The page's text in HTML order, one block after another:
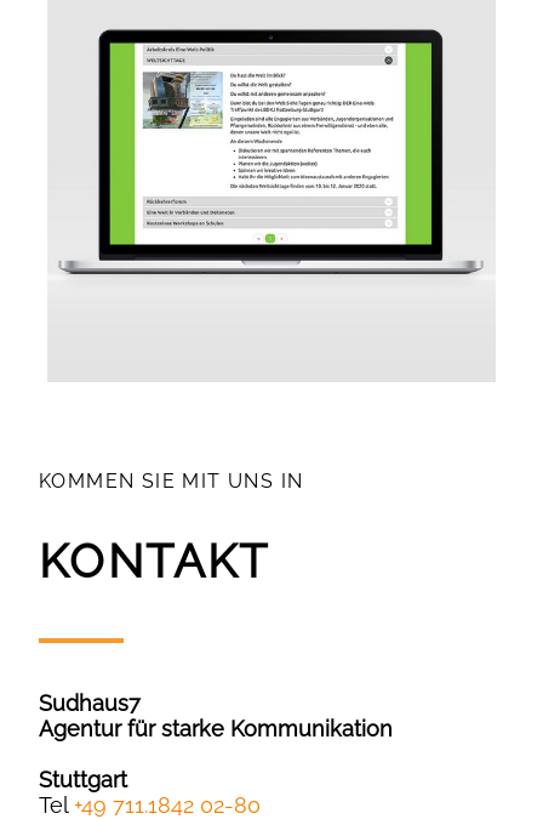
KOMMEN SIE MIT UNS IN
KONTAKT
Sudhaus7
Agentur für starke Kommunikation
Stuttgart
Tel +49 711.1842 02-80